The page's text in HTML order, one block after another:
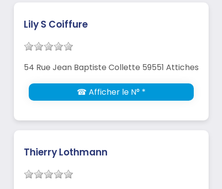
Lily S Coiffure
54 Rue Jean Baptiste Collette 59551 Attiches
☎ Afficher le N° *
Thierry Lothmann